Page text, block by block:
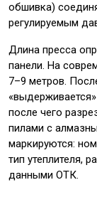
обшивка)
регулируемым
Длина пресса
панели. На
7–9 метров.
после чего
пилами с
маркируются:
тип утеплителя,
данными ОТК.